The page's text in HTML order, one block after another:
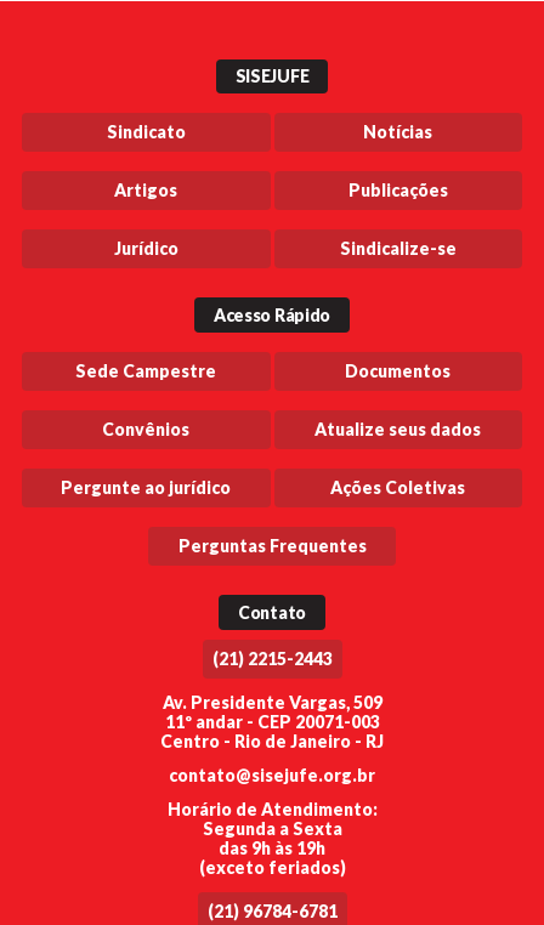
SISEJUFE
Sindicato Notícias
Artigos Publicações
Jurídico Sindicalize-se
Acesso Rápido
Sede Campestre Documentos
Convênios Atualize seus dados
Pergunte ao jurídico Ações Coletivas
Perguntas Frequentes
Contato
(21) 2215-2443
Av. Presidente Vargas, 509
11º andar - CEP 20071-003
Centro - Rio de Janeiro - RJ
contato@sisejufe.org.br
Horário de Atendimento:
Segunda a Sexta
das 9h às 19h
(exceto feriados)
(21) 96784-6781